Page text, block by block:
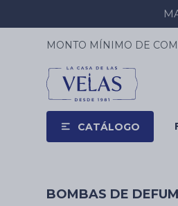
CATÁLOGO
MONTO MÍNIMO DE
BOMBAS DE